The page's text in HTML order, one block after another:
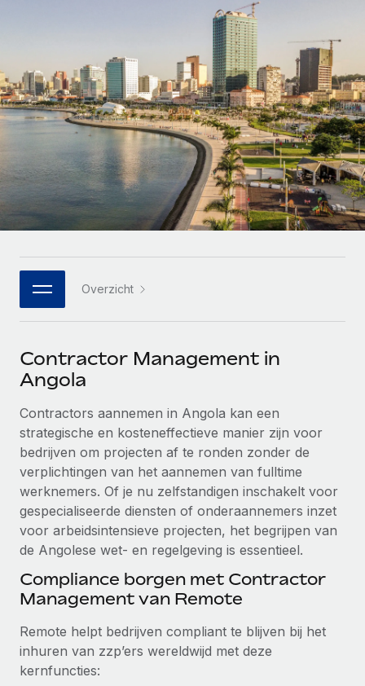
Zzp'ers internationaal onboarden en beheren
Ingewikkelde HR-taken eenvoudig uitbesteden
INFRASTRUCTUUR
Remote Embedded
HR naadloos in workflows integreren
Platform
Ingebouwde essentiële HR-functies voor je team
Integraties
DIENSTEN
Krijg hulp van global HR- en juridische experts
Achtergrondonderzoek
Vereenvoudig het screeningsproces van
kandidaten
Compliance Watchtower
Blijf compliance-risico's voor
Apparaatbeheer
Lever en track wereldwijd IT-middelen
Entiteiten oprichten
Stel snel compliant entiteiten op
Start-ups
Flexibele global HR en payroll solutions voor groeiende
bedrijven
Mid-market
Teams uitbreiden met HR solutions op maat
Enterprise
Global HR voor grote bedrijven
WERK MET ONS SAMEN
Strategische technologiepartners
Een partner worden
Ontdek hoe je met ons kunt samenwerken
Integraties en advies over AI-automatiseringen
CASESTUDY'S
Hoe AI-pionier Weaviate zijn team met 120%
liet groeien met Remote
Weaviate in één oogopslag Weaviate bouwt open source,
AI-first infrastructuur. De missie van het...
Meer informatie
Reverse Tech's strategische samenwerking
Betalingscalculator voor zzp'ers
Ontdek valuta-opties en betaalsnelheden voor
LEREN MET REMOTE
Onderzoek en gidsen
Casestudy's
HR-woordenlijst
Checklists en templates
Webinars
Newsroom
Inzichtencentrum
Support
Alle bronnen bekijken
BLOG
Global Payroll
EOR en PEO
Contractor Management
Belastingen
Français
Deutsch
Español
Italiano
Português (Portugal)
日本語
한국어
Overzicht
Contractor Management in
Angola
Contractors aannemen in Angola kan een
strategische en kosteneffectieve manier zijn voor
bedrijven om projecten af te ronden zonder de
verplichtingen van het aannemen van fulltime
werknemers. Of je nu zelfstandigen inschakelt voor
gespecialiseerde diensten of onderaannemers inzet
voor arbeidsintensieve projecten, het begrijpen van
de Angolese wet- en regelgeving is essentieel.
Compliance borgen met Contractor
Management van Remote
Remote helpt bedrijven compliant te blijven bij het
inhuren van zzp’ers wereldwijd met deze
kernfuncties: